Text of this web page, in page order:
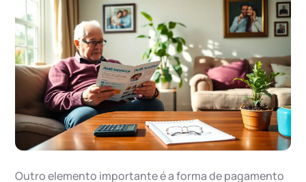
Outro elemento importante é a forma de pagamento